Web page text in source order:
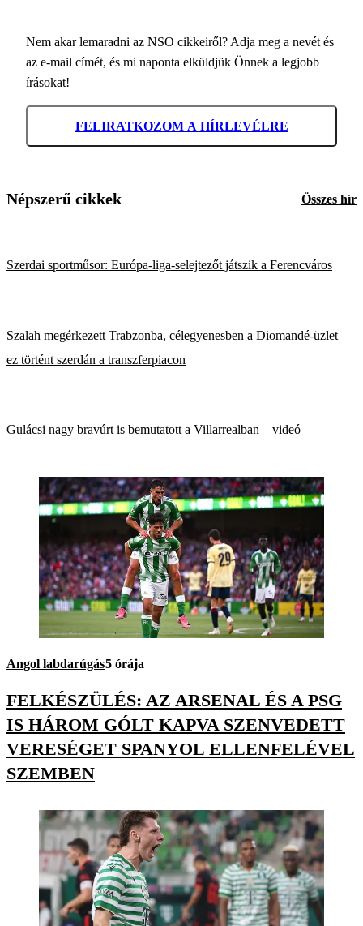
Nem akar lemaradni az NSO cikkeiről? Adja meg a nevét és
az e-mail címét, és mi naponta elküldjük Önnek a legjobb
írásokat!
FELIRATKOZOM A HÍRLEVÉLRE
Népszerű cikkek Összes hír
Szerdai sportműsor: Európa-liga-selejtezőt játszik a Ferencváros
Szalah megérkezett Trabzonba, célegyenesben a Diomandé-üzlet –
ez történt szerdán a transzferpiacon
Gulácsi nagy bravúrt is bemutatott a Villarrealban – videó
Angol labdarúgás5 órája
FELKÉSZÜLÉS: AZ ARSENAL ÉS A PSG
IS HÁROM GÓLT KAPVA SZENVEDETT
VERESÉGET SPANYOL ELLENFELÉVEL
SZEMBEN